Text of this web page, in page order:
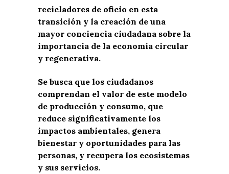
recicladores de oficio en esta
transición y la creación de una
mayor conciencia ciudadana sobre la
importancia de la economía circular
y regenerativa.
Se busca que los ciudadanos
comprendan el valor de este modelo
de producción y consumo, que
reduce significativamente los
impactos ambientales, genera
bienestar y oportunidades para las
personas, y recupera los ecosistemas
y sus servicios.